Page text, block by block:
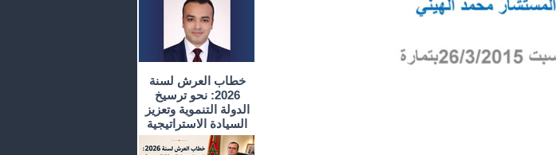
خطاب العرش لسنة
2026: نحو ترسيخ
الدولة التنموية وتعزيز
السيادة الاستراتيجية